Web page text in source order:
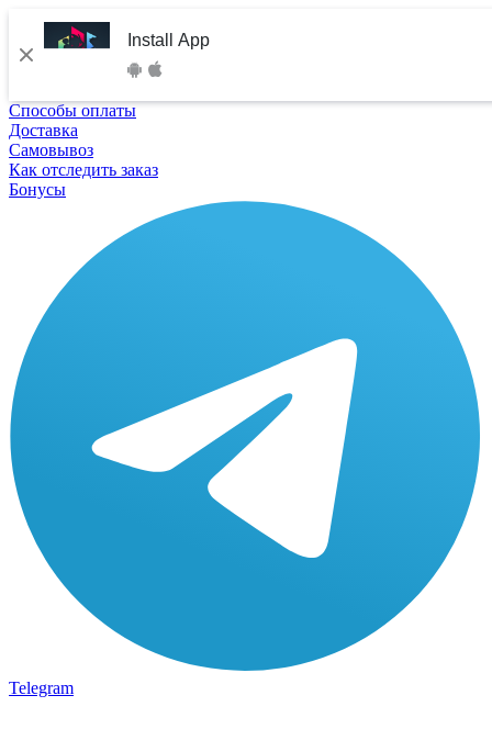
Install App
Способы оплаты
Доставка
Самовывоз
Как отследить заказ
Бонусы
Telegram